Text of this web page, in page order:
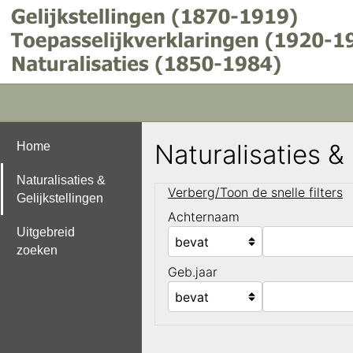
Home
Naturalisaties &
Gelijkstellingen
Uitgebreid
zoeken
Naturalisaties
Verberg/Toon de snelle filters
Achternaam
Geb.jaar